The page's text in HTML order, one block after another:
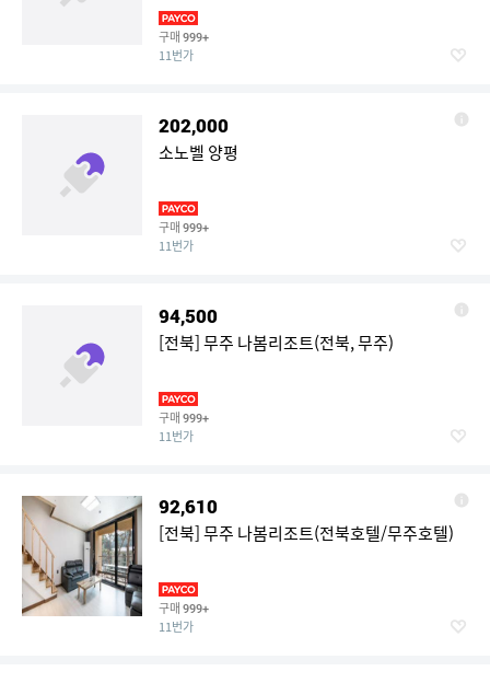
구매 999+
11번가
202,000
소노벨 양평
구매 999+
11번가
94,500
[전북] 무주 나봄리조트(전북, 무주)
구매 999+
11번가
92,610
[전북] 무주 나봄리조트(전북호텔/무주호텔)
구매 999+
11번가